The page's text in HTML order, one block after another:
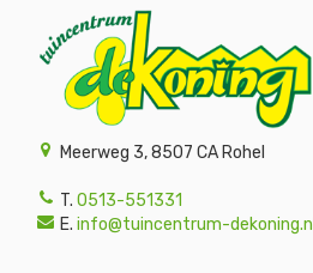
Meerweg 3, 8507 CA Rohel
T. 0513-551331
E. info@tuincentrum-dekoning.nl